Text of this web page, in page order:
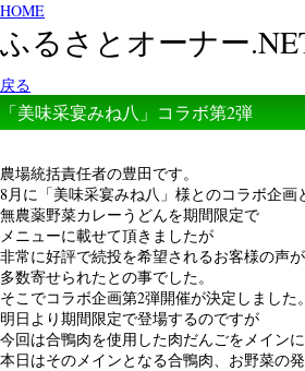
HOME
ふるさとオーナー
戻る
「美味采宴みね八」コラボ第2弾
農場統括責任者の豊田です。
8月に「美味采宴みね八」様とのコラボ企画
無農薬野菜カレーうどんを期間限定で
メニューに載せて頂きましたが
非常に好評で続投を希望されるお客様の声が
多数寄せられたとの事でした。
そこでコラボ企画第2弾開催が決定しました。
明日より期間限定で登場するのですが
今回は合鴨肉を使用した肉だんごをメインに
本日はそのメインとなる合鴨肉、お野菜の発